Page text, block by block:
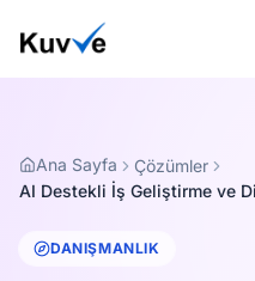
Ana Sayfa
Çözümler
AI Destekli İş Geliştirme ve
DANIŞMANLIK